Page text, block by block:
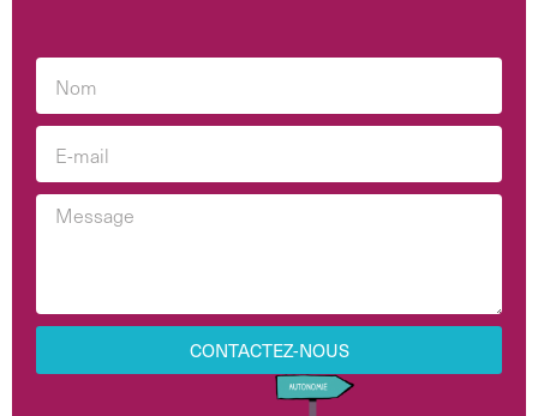
CONTACTEZ-NOUS